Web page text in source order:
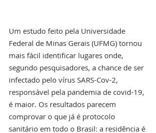
Um estudo feito pela Universidade
Federal de Minas Gerais (UFMG) tornou
mais fácil identificar lugares onde,
segundo pesquisadores, a chance de ser
infectado pelo vírus SARS-Cov-2,
responsável pela pandemia de covid-19,
é maior. Os resultados parecem
comprovar o que já é protocolo
sanitário em todo o Brasil: a residência é